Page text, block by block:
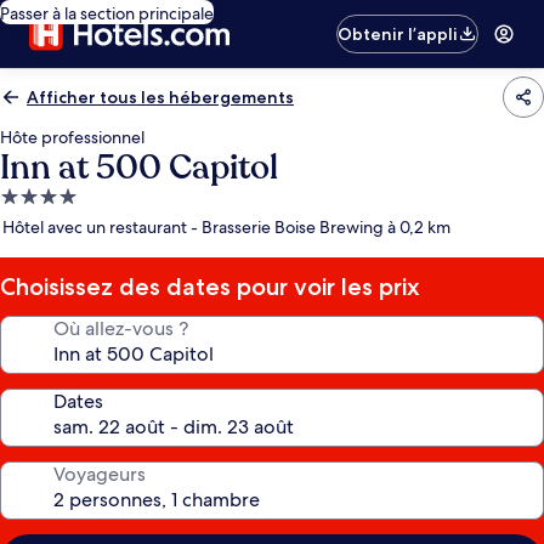
Passer à la section principale
Obtenir l’appli
Afficher tous les hébergements
Hôte professionnel
Inn at 500 Capitol
Hébergement
4.0 étoiles
Hôtel avec un restaurant - Brasserie Boise Brewing à 0,2 km
Choisissez des dates pour voir les prix
Où allez-vous ?
Dates
Voyageurs